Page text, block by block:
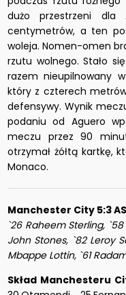
dużo przestrzeni
centymetrów, a ten
woleja. Nomen-omen
rzutu wolnego. Stało
razem nieupilnowany
który z czterech
defensywy. Wynik
podaniu od Aguero
meczu przez 90
otrzymał żółtą kartkę,
Monaco.
Manchester City 5:3
`26 Raheem Sterling,
John Stones, `82 Leroy
Mbappe Lottin, `61
Skład Manchesteru